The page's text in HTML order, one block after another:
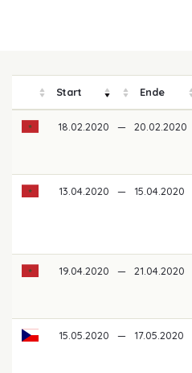
Start Ende
18.02.2020 — 20.02.2020
13.04.2020 — 15.04.2020
19.04.2020 — 21.04.2020
15.05.2020 — 17.05.2020